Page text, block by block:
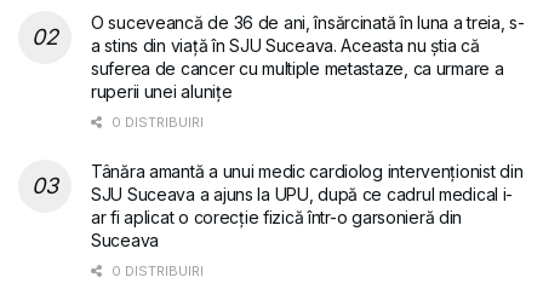
O suceveancă de 36 de ani, însărcinată în luna a treia, s-
a stins din viață în SJU Suceava. Aceasta nu știa că
suferea de cancer cu multiple metastaze, ca urmare a
ruperii unei alunițe
0 DISTRIBUIRI
Tânăra amantă a unui medic cardiolog intervenționist din
SJU Suceava a ajuns la UPU, după ce cadrul medical i-
ar fi aplicat o corecție fizică într-o garsonieră din
Suceava
0 DISTRIBUIRI